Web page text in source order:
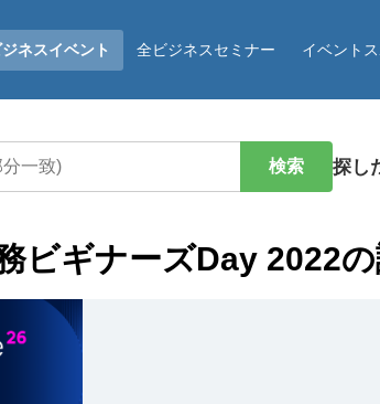
ネスイベント 全ビジネスセミナー イベント
検索 探し
ビギナーズDay 2022の